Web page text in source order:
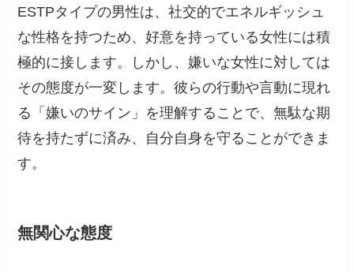
ESTPタイプの男性は、社交的でエネルギッシュ
な性格を持つため、好意を持っている女性には積
極的に接します。しかし、嫌いな女性に対しては
その態度が一変します。彼らの行動や言動に現れ
る「嫌いのサイン」を理解することで、無駄な期
待を持たずに済み、自分自身を守ることができま
す。
無関心な態度